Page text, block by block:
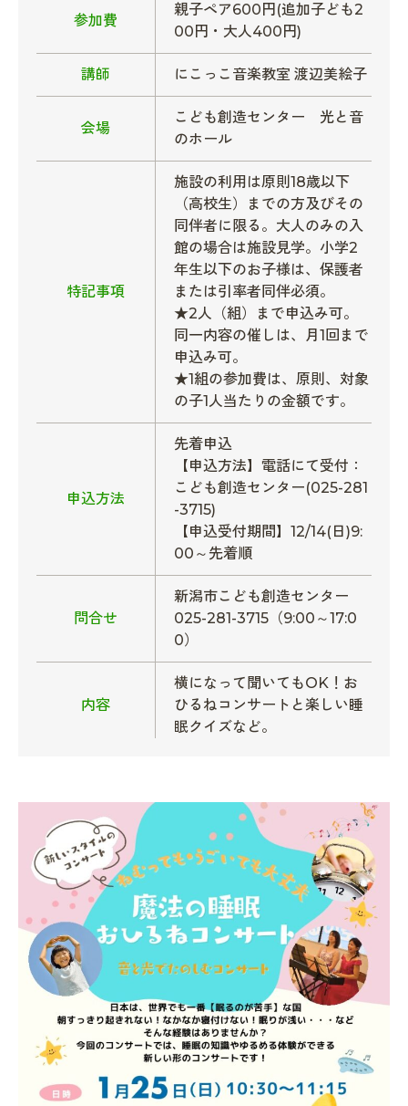
参加費
親子ペア600円(追加子ども2
00円・大人400円)
講師 にこっこ音楽教室 渡辺美絵子
会場
こども創造センター 光と音
のホール
特記事項
施設の利用は原則18歳以下
（高校生）までの方及びその
同伴者に限る。大人のみの入
館の場合は施設見学。小学2
年生以下のお子様は、保護者
または引率者同伴必須。
★2人（組）まで申込み可。
同一内容の催しは、月1回まで
申込み可。
★1組の参加費は、原則、対象
の子1人当たりの金額です。
申込方法
先着申込
【申込方法】電話にて受付：
こども創造センター(025-281
-3715)
【申込受付期間】12/14(日)9:
00～先着順
問合せ
新潟市こども創造センター
025-281-3715（9:00～17:0
0）
内容
横になって聞いてもOK！お
ひるねコンサートと楽しい睡
眠クイズなど。